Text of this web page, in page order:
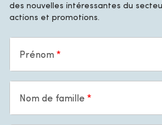
des nouvelles intéressantes du
actions et promotions.
Prénom
Nom de famille